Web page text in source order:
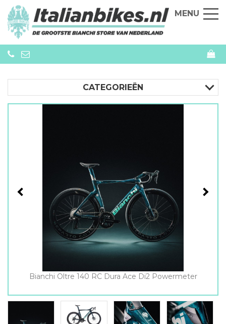
MENU
CATEGORIEËN
Bianchi Oltre 140 RC Dura Ace Di2 Powermeter